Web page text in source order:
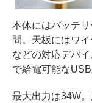
本体にはバッテ
間。天板にはワ
などの対応デバ
で給電可能な
最大出力は34W